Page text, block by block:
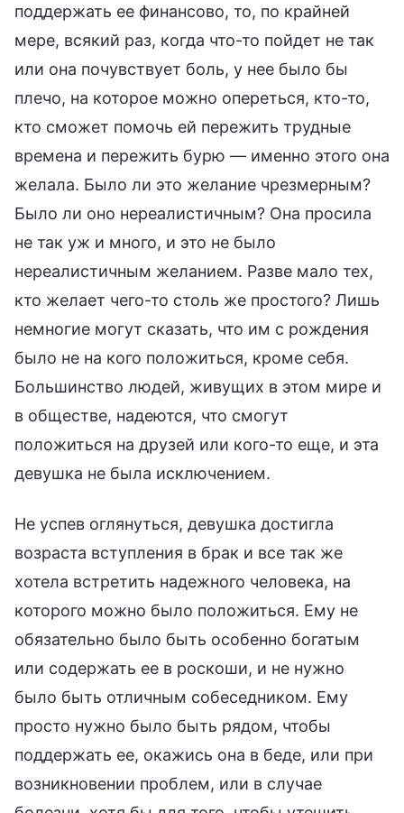
поддержать ее финансово, то, по крайней
мере, всякий раз, когда что-то пойдет не так
или она почувствует боль, у нее было бы
плечо, на которое можно опереться, кто-то,
кто сможет помочь ей пережить трудные
времена и пережить бурю — именно этого она
желала. Было ли это желание чрезмерным?
Было ли оно нереалистичным? Она просила
не так уж и много, и это не было
нереалистичным желанием. Разве мало тех,
кто желает чего-то столь же простого? Лишь
немногие могут сказать, что им с рождения
было не на кого положиться, кроме себя.
Большинство людей, живущих в этом мире и
в обществе, надеются, что смогут
положиться на друзей или кого-то еще, и эта
девушка не была исключением.
Не успев оглянуться, девушка достигла
возраста вступления в брак и все так же
хотела встретить надежного человека, на
которого можно было положиться. Ему не
обязательно было быть особенно богатым
или содержать ее в роскоши, и не нужно
было быть отличным собеседником. Ему
просто нужно было быть рядом, чтобы
поддержать ее, окажись она в беде, или при
возникновении проблем, или в случае